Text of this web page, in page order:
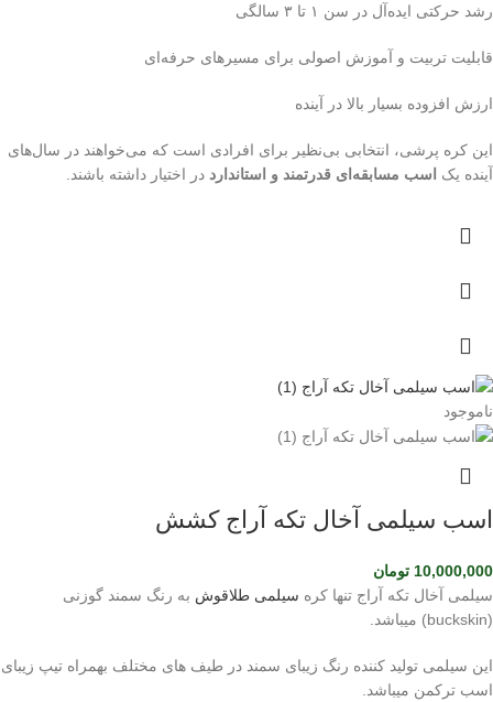
رشد حرکتی ایده‌آل در سن ۱ تا ۳ سالگی
قابلیت تربیت و آموزش اصولی برای مسیرهای حرفه‌ای
ارزش افزوده بسیار بالا در آینده
این کره پرشی، انتخابی بی‌نظیر برای افرادی است که می‌خواهند در سال‌های
آینده یک
اسب مسابقه‌ای قدرتمند و استاندارد در اختیار داشته باشند.
ناموجود
اسب سیلمی آخال تکه آراج کشش
10,000,000 تومان
سیلمی آخال تکه آراج تنها کره سیلمی طلاقوش به رنگ سمند گوزنی
(buckskin) میباشد.
این سیلمی تولید کننده رنگ زیبای سمند در طیف های مختلف بهمراه تیپ زیبای
اسب ترکمن میباشد.